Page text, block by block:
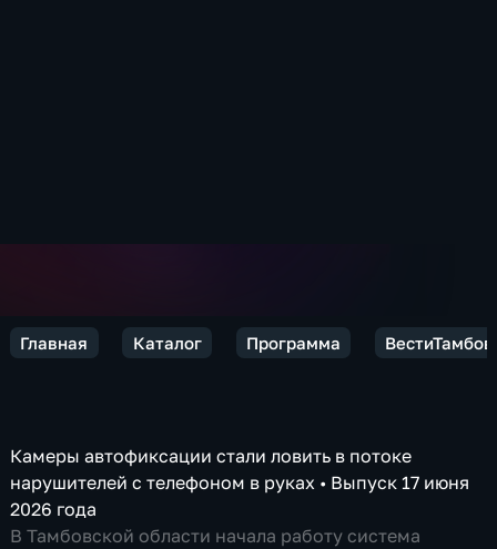
Главная Каталог Программа ВестиТамбов
Камеры автофиксации стали ловить в потоке
нарушителей с телефоном в руках • Выпуск 17 июня
2026 года
В Тамбовской области начала работу система